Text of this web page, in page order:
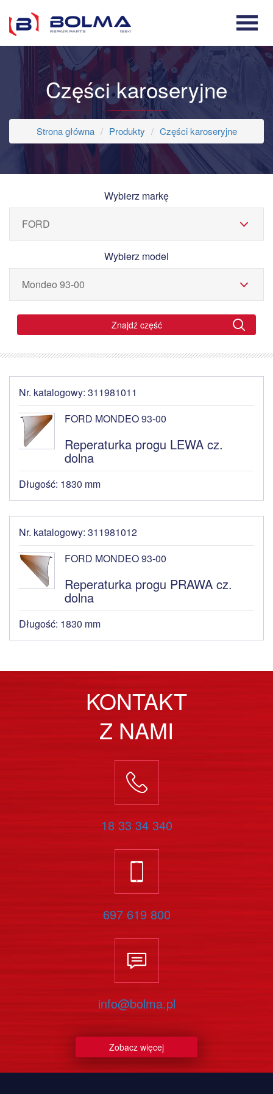
Części karoseryjne
Strona główna Produkty Części karoseryjne
Wybierz markę
Wybierz model
Znajdź część
Nr. katalogowy: 311981011
FORD MONDEO 93-00
Reperaturka progu LEWA cz.
dolna
Długość: 1830 mm
Nr. katalogowy: 311981012
FORD MONDEO 93-00
Reperaturka progu PRAWA cz.
dolna
Długość: 1830 mm
KONTAKT
Z NAMI
18 33 34 340
697 619 800
info@bolma.pl
Zobacz więcej